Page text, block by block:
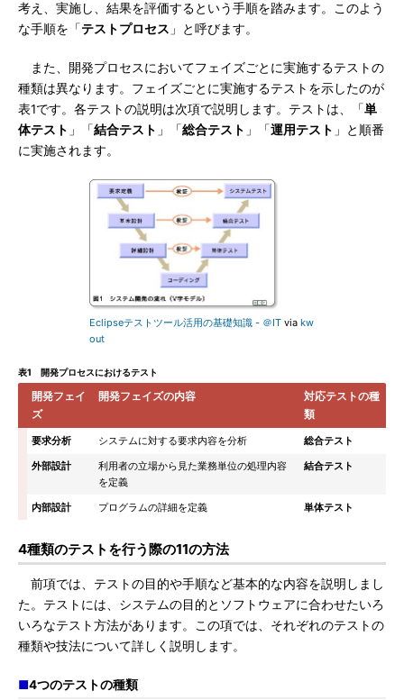
考え、実施し、結果を評価するという手順を踏みます。このよう
な手順を「テストプロセス 」と呼びます。
また、開発プロセスにおいてフェイズごとに実施するテストの
種類は異なります。フェイズごとに実施するテストを示したのが
表1です。各テストの説明は次項で説明します。テストは、「単
体テスト 」「結合テスト 」「総合テスト 」「運用テスト 」と順番
に実施されます。
Eclipseテストツール活用の基礎知識 - ＠IT via kw
out
表1 開発プロセスにおけるテスト
開発フェイ
ズ
開発フェイズの内容
対応テストの種
類
要求分析 システムに対する要求内容を分析
総合テスト
外部設計
利用者の立場から見た業務単位の処理内容
を定義
結合テスト
内部設計 プログラムの詳細を定義 単体テスト
4種類のテストを行う際の11の方法
前項では、テストの目的や手順など基本的な内容を説明しまし
た。テストには、システムの目的とソフトウェアに合わせたいろ
いろなテスト方法があります。この項では、それぞれのテストの
種類や技法について詳しく説明します。
■4つのテストの種類